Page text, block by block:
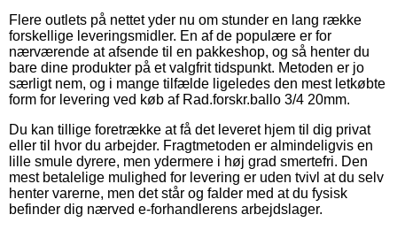
Flere outlets på nettet yder nu om stunder en lang række
forskellige leveringsmidler. En af de populære er for
nærværende at afsende til en pakkeshop, og så henter du
bare dine produkter på et valgfrit tidspunkt. Metoden er jo
særligt nem, og i mange tilfælde ligeledes den mest letkøbte
form for levering ved køb af Rad.forskr.ballo 3/4 20mm.
Du kan tillige foretrække at få det leveret hjem til dig privat
eller til hvor du arbejder. Fragtmetoden er almindeligvis en
lille smule dyrere, men ydermere i høj grad smertefri. Den
mest betalelige mulighed for levering er uden tvivl at du selv
henter varerne, men det står og falder med at du fysisk
befinder dig nærved e-forhandlerens arbejdslager.